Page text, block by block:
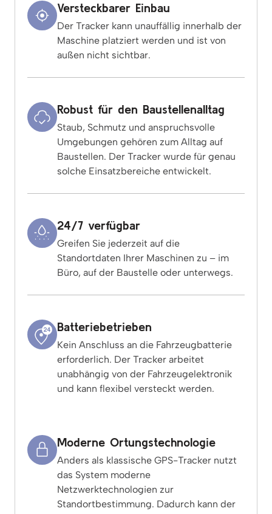
Versteckbarer Einbau
Der Tracker kann unauffällig innerhalb der
Maschine platziert werden und ist von
außen nicht sichtbar.
Robust für den Baustellenalltag
Staub, Schmutz und anspruchsvolle
Umgebungen gehören zum Alltag auf
Baustellen. Der Tracker wurde für genau
solche Einsatzbereiche entwickelt.
24/7 verfügbar
Greifen Sie jederzeit auf die
Standortdaten Ihrer Maschinen zu – im
Büro, auf der Baustelle oder unterwegs.
Batteriebetrieben
Kein Anschluss an die Fahrzeugbatterie
erforderlich. Der Tracker arbeitet
unabhängig von der Fahrzeugelektronik
und kann flexibel versteckt werden.
Moderne Ortungstechnologie
Anders als klassische GPS-Tracker nutzt
das System moderne
Netzwerktechnologien zur
Standortbestimmung. Dadurch kann der